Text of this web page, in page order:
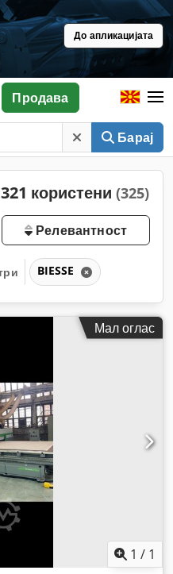
До апликацијата
Барај
Продава
користени (325)
Релевантност
BIESSE
Мал оглас
1 / 1